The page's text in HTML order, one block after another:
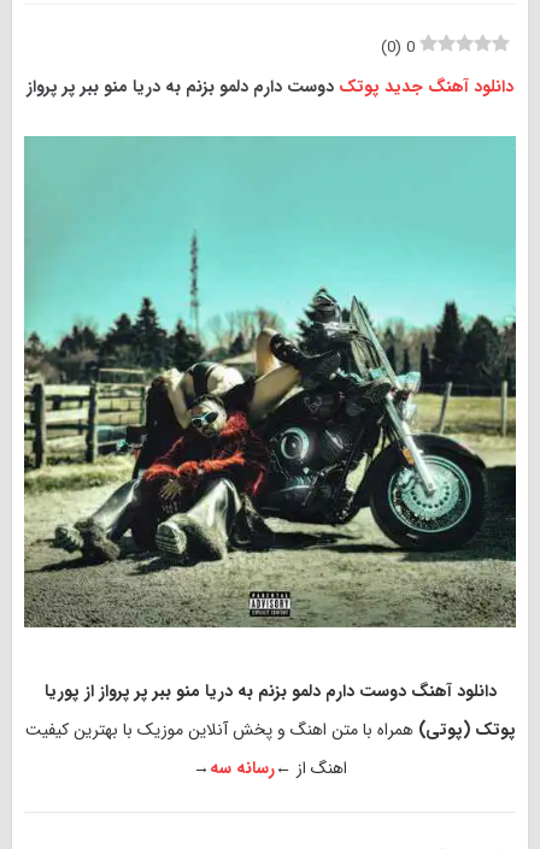
0
(
0
)
دانلود آهنگ جدید پوتک دوست دارم دلمو بزنم به دریا منو ببر پر پرواز
دانلود آهنگ دوست دارم دلمو بزنم به دریا منو ببر پر پرواز از پوریا
پوتک (پوتی)همراه با متن اهنگ و پخش آنلاین موزیک با بهترین کیفیت
اهنگ از ←رسانه سه→